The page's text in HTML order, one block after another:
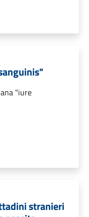
"iure
stranieri